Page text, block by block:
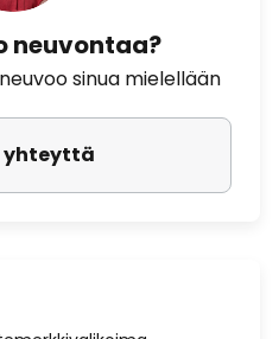
neuvontaa?
sinua mielellään
yhteyttä